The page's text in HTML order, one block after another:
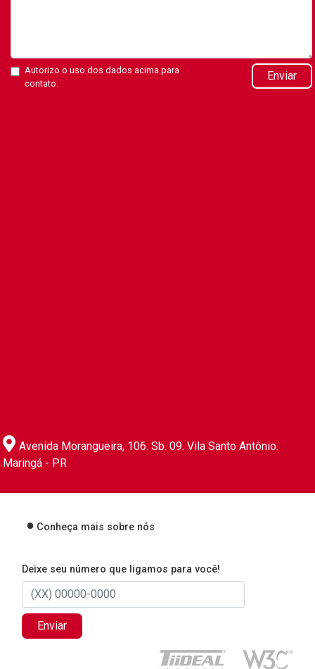
Autorizo o uso dos dados acima para
contato.
Enviar
Avenida Morangueira, 106. Sb. 09. Vila Santo Antônio.
Maringá - PR
Conheça mais sobre nós
Deixe seu número que ligamos para você!
Enviar